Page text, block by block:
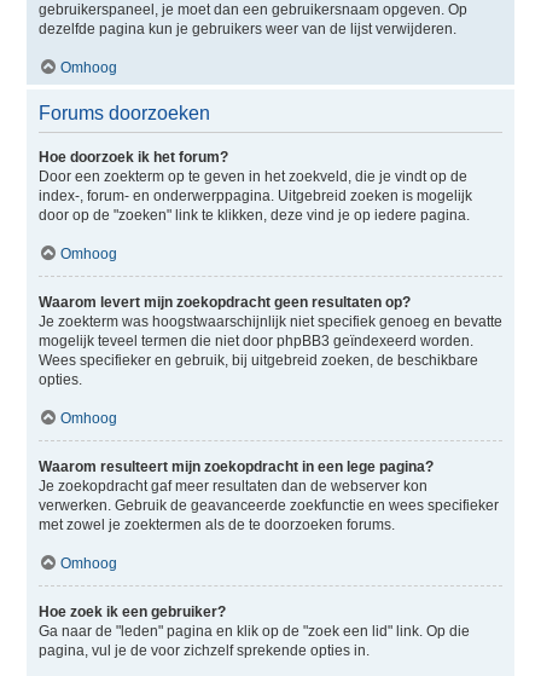
gebruikerspaneel, je moet dan een gebruikersnaam opgeven. Op
dezelfde pagina kun je gebruikers weer van de lijst verwijderen.
Omhoog
Forums doorzoeken
Hoe doorzoek ik het forum?
Door een zoekterm op te geven in het zoekveld, die je vindt op de
index-, forum- en onderwerppagina. Uitgebreid zoeken is mogelijk
door op de "zoeken" link te klikken, deze vind je op iedere pagina.
Omhoog
Waarom levert mijn zoekopdracht geen resultaten op?
Je zoekterm was hoogstwaarschijnlijk niet specifiek genoeg en bevatte
mogelijk teveel termen die niet door phpBB3 geïndexeerd worden.
Wees specifieker en gebruik, bij uitgebreid zoeken, de beschikbare
opties.
Omhoog
Waarom resulteert mijn zoekopdracht in een lege pagina?
Je zoekopdracht gaf meer resultaten dan de webserver kon
verwerken. Gebruik de geavanceerde zoekfunctie en wees specifieker
met zowel je zoektermen als de te doorzoeken forums.
Omhoog
Hoe zoek ik een gebruiker?
Ga naar de "leden" pagina en klik op de "zoek een lid" link. Op die
pagina, vul je de voor zichzelf sprekende opties in.